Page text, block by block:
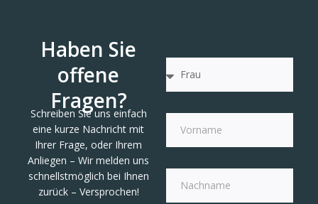
Haben Sie
offene
Fragen?
Schreiben Sie uns einfach
eine kurze Nachricht mit
Ihrer Frage, oder Ihrem
Anliegen – Wir melden uns
schnellstmöglich bei Ihnen
zurück – Versprochen!